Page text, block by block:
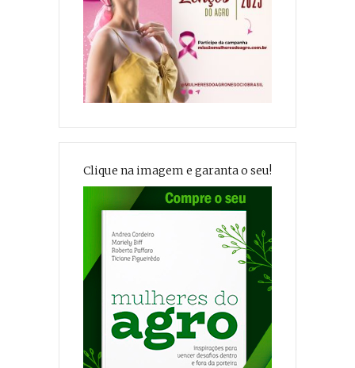
Clique na imagem e garanta o seu!